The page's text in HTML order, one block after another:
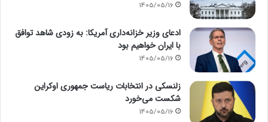
1405/05/16
ادعای وزیر خزانه‌داری آمریکا: به زودی شاهد توافق
با ایران خواهیم بود
1405/05/16
زلنسکی در انتخابات ریاست جمهوری اوکراین
شکست می‌خورد
1405/05/16